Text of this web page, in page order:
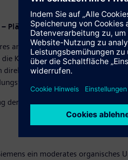
Pläne für Osram unverändert
am 1. Oktober 2011 nahm
Kompetenzen und Geschäfte
direkten Dialog mit den
der Osram AG zu einem
ein moderates